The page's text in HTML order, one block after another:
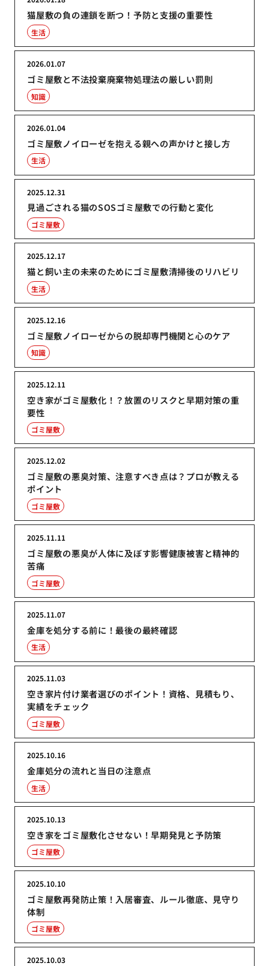
猫屋敷の負の連鎖を断つ！予防と支援の重要性
生活
ゴミ屋敷と不法投棄廃棄物処理法の厳しい罰則
2026.01.07
知識
ゴミ屋敷ノイローゼを抱える親への声かけと接し方
2026.01.04
生活
見過ごされる猫のSOSゴミ屋敷での行動と変化
2025.12.31
ゴミ屋敷
猫と飼い主の未来のためにゴミ屋敷清掃後のリハビリ
2025.12.17
生活
ゴミ屋敷ノイローゼからの脱却専門機関と心のケア
2025.12.16
知識
空き家がゴミ屋敷化！？放置のリスクと早期対策の重
要性
2025.12.11
ゴミ屋敷
ゴミ屋敷の悪臭対策、注意すべき点は？プロが教える
ポイント
2025.12.02
ゴミ屋敷
ゴミ屋敷の悪臭が人体に及ぼす影響健康被害と精神的
苦痛
2025.11.11
ゴミ屋敷
金庫を処分する前に！最後の最終確認
2025.11.07
生活
空き家片付け業者選びのポイント！資格、見積もり、
実績をチェック
2025.11.03
ゴミ屋敷
金庫処分の流れと当日の注意点
2025.10.16
生活
空き家をゴミ屋敷化させない！早期発見と予防策
2025.10.13
ゴミ屋敷
ゴミ屋敷再発防止策！入居審査、ルール徹底、見守り
体制
2025.10.10
ゴミ屋敷
2025.10.03